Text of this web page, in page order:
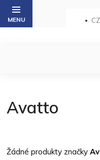
Přejít
obsah
Avatto
Žádné produkty značky